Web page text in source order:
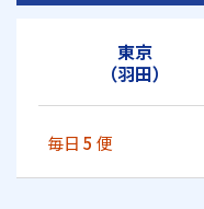
東京
（羽田）
毎日 5 便